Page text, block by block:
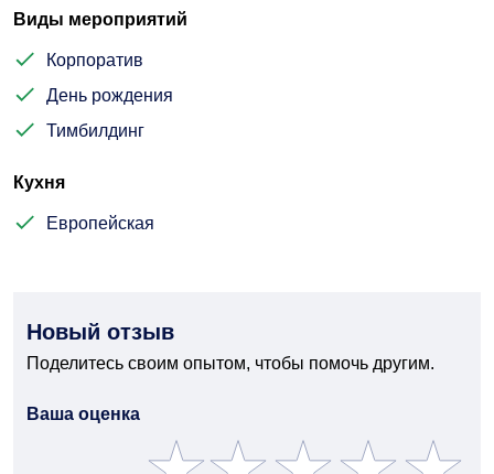
Виды мероприятий
Корпоратив
День рождения
Тимбилдинг
Кухня
Европейская
Новый отзыв
Поделитесь своим опытом, чтобы помочь другим.
Ваша оценка